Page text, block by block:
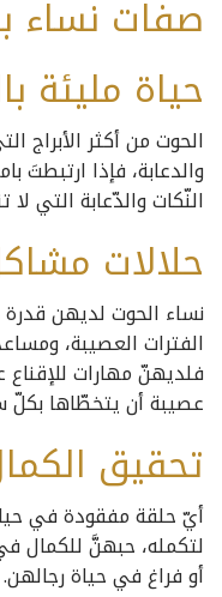
صفات نساء
حياة مليئة
الحوت من أكثر الأبراج
والدعابة، فإذا ارتبطتَ
النّكات والدّعابة التي
حلالات
نساء الحوت لديهن
الفترات العصيبة،
فلديهنّ مهارات
عصيبة أن يتخطّاها بكلّ
تحقيق
أيّ حلقة مفقودة في
لتكمله، حبهنَّ
أو فراغ في حياة رجالهن.